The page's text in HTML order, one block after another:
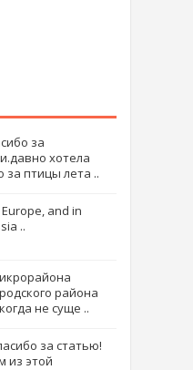
за
хотела
за птицы лета ..
and in
..
района
не суще ..
за статью!
из этой